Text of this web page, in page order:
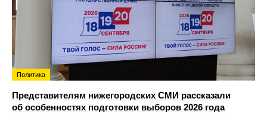
Политика
Представителям нижегородских СМИ рассказали
об особенностях подготовки выборов 2026 года